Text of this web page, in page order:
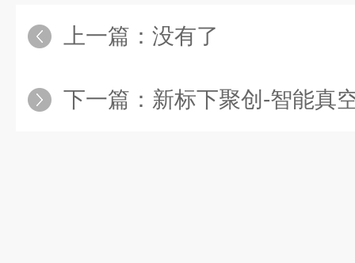
上一篇：没有了
下一篇： 新标下聚创-智能真空